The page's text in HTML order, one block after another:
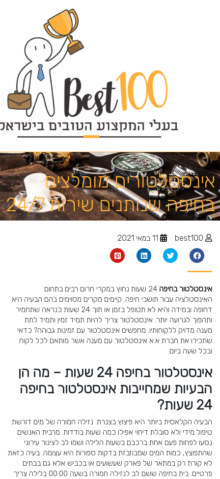
אינסטלטורים מומלצים
בחיפה שנותנים שירות 24/7
אינסטלטור בחיפה
24 שעות נחוץ במקרי חרום רבים בתחום
האינסטלציה עבור תושבי חיפה. קיימים מקרים מסוימים בהם הבעיה היא
דחופה ובמידה והיא לא תטופל בזמן או תוך 24 שעות כנראה שתחמיר
ותהפוך לגרועה יותר. אינסטלטור צריך להיות תמיד זמין ותמיד לתת
מענה מדויק ללקוחותיו. מחפשים אינסטלטור עם זמינות גבוהה? כדאי
שתכירו את חברת א.א אינסטלטור עם מענה אשר מותאם לכל לקוח
ובכל שעה ביום.
אינסטלטור בחיפה 24 שעות – מה הן
הבעיות שמחייבות אינסטלטור בחיפה
24 שעות?
הבעיה הקלאסית ביותר היא פיצוץ בצנרת. נזילה חמורה של מים דורשת
טיפול מידי ולא סובלת דיחוי אפילו כמה שעות בודדות. מרבית האנשים
נסעו לפחות פעם אחת ברכבם בשעות הלילה ושמו לב לצינור עירוני
שהתפוצץ, כמות המים שמבוזבזת בדקות ספורות היא עצומה. בעיה כזאת
לא קורת רק במתאר של פארק שעשועים או בכביש אלא גם בבתים
פרטיים. בית בחיפה ששם לב לנזילה חמורה בשעה 00:00 בלילה צריך